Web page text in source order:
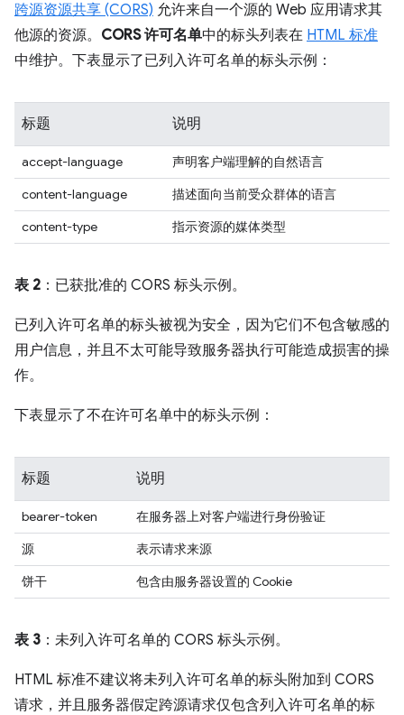
跨源资源共享 (CORS) 允许来自一个源的 Web 应用请求其
他源的资源。 CORS 许可名单中的标头列表在 HTML 标准
中维护。下表显示了已列入许可名单的标头示例：
标题 说明
accept-language
声明客户端理解的自然语言
content-language
描述面向当前受众群体的语言
content-type
指示资源的媒体类型
表 2 ：已获批准的 CORS 标头示例。
已列入许可名单的标头被视为安全，因为它们不包含敏感的
用户信息，并且不太可能导致服务器执行可能造成损害的操
作。
下表显示了不在许可名单中的标头示例：
标题 说明
bearer-token
在服务器上对客户端进行身份验证
源
表示请求来源
饼干
包含由服务器设置的 Cookie
表 3 ：未列入许可名单的 CORS 标头示例。
HTML 标准不建议将未列入许可名单的标头附加到 CORS
请求，并且服务器假定跨源请求仅包含列入许可名单的标